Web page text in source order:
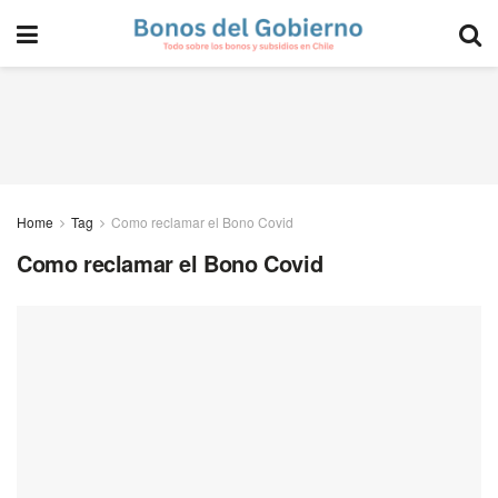
Home Tag Como reclamar el Bono Covid
Como reclamar el Bono Covid